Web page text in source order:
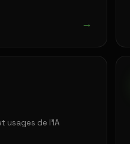
→
usages de l'IA